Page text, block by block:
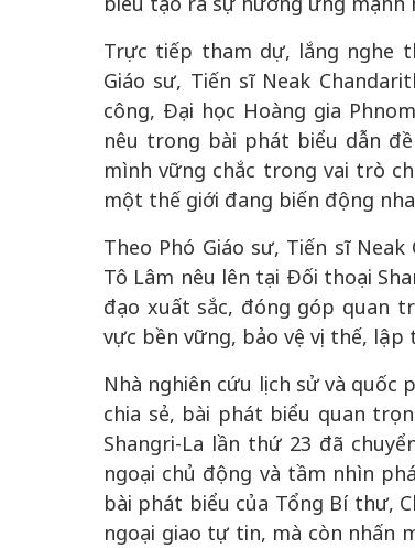
Trực tiếp tham dự, lắng nghe
Giáo sư, Tiến sĩ Neak
công, Đại học Hoàng gia
nêu trong bài phát biểu dẫn
mình vững chắc trong vai trò
một thế giới đang biến động
Theo Phó Giáo sư, Tiến sĩ
Tô Lâm nêu lên tại Đối thoại
đạo xuất sắc, đóng góp quan
vực bền vững, bảo vệ vị thế, lập
Nhà nghiên cứu lịch sử và quốc
chia sẻ, bài phát biểu quan
Shangri-La lần thứ 23 đã
ngoại chủ động và tầm nhìn
bài phát biểu của Tổng Bí thư,
ngoại giao tự tin, mà còn nhấn